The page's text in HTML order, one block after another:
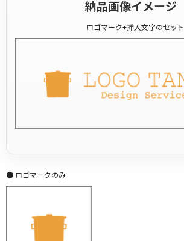
納品画像イメージ
ロゴマーク+挿入文字のセット
● ロゴマークのみ